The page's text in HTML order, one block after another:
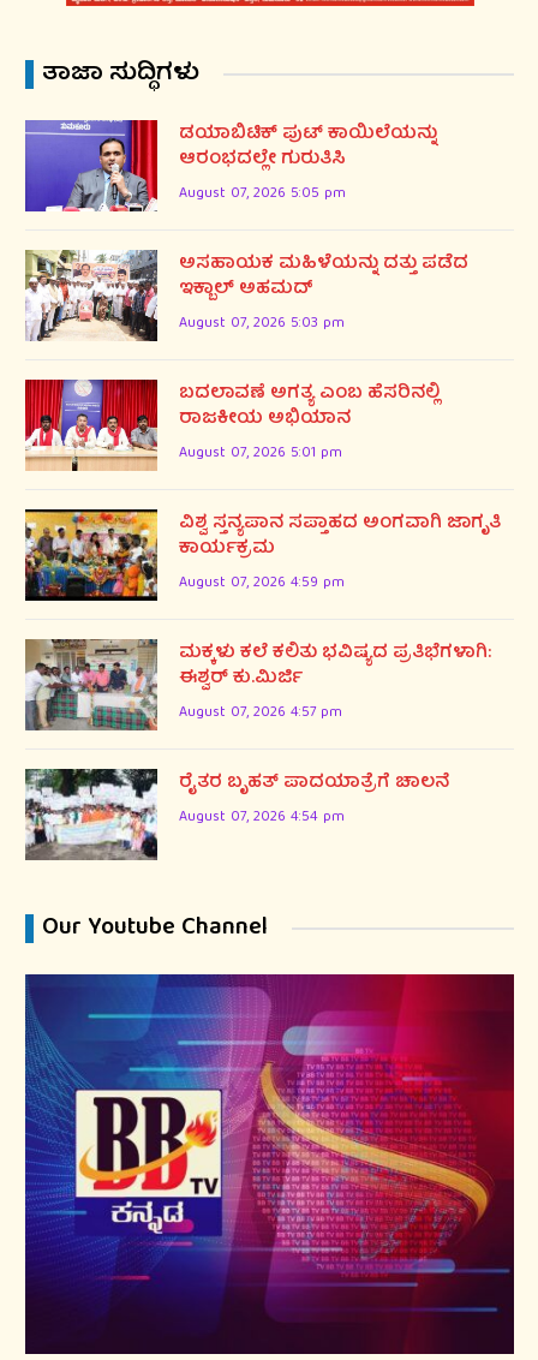
ತಾಜಾ ಸುದ್ಧಿಗಳು
ಡಯಾಬಿಟಿಕ್ ಪುಟ್ ಕಾಯಿಲೆಯನ್ನು
ಆರಂಭದಲ್ಲೇ ಗುರುತಿಸಿ
August 07, 2026 5:05 pm
ಅಸಹಾಯಕ ಮಹಿಳೆಯನ್ನು ದತ್ತು ಪಡೆದ
ಇಕ್ಬಾಲ್ ಅಹಮದ್
August 07, 2026 5:03 pm
ಬದಲಾವಣೆ ಅಗತ್ಯ ಎಂಬ ಹೆಸರಿನಲ್ಲಿ
ರಾಜಕೀಯ ಅಭಿಯಾನ
August 07, 2026 5:01 pm
ವಿಶ್ವ ಸ್ತನ್ಯಪಾನ ಸಪ್ತಾಹದ ಅಂಗವಾಗಿ ಜಾಗೃತಿ
ಕಾರ್ಯಕ್ರಮ
August 07, 2026 4:59 pm
ಮಕ್ಕಳು ಕಲೆ ಕಲಿತು ಭವಿಷ್ಯದ ಪ್ರತಿಭೆಗಳಾಗಿ:
ಈಶ್ವರ್ ಕು.ಮಿರ್ಜಿ
August 07, 2026 4:57 pm
ರೈತರ ಬೃಹತ್ ಪಾದಯಾತ್ರೆಗೆ ಚಾಲನೆ
August 07, 2026 4:54 pm
Our Youtube Channel